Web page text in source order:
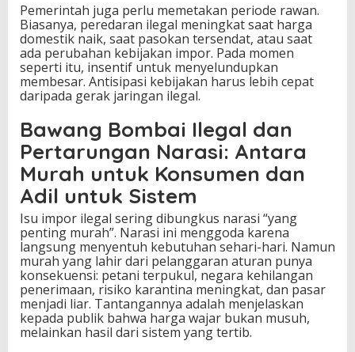
Pemerintah juga perlu memetakan periode rawan.
Biasanya, peredaran ilegal meningkat saat harga
domestik naik, saat pasokan tersendat, atau saat
ada perubahan kebijakan impor. Pada momen
seperti itu, insentif untuk menyelundupkan
membesar. Antisipasi kebijakan harus lebih cepat
daripada gerak jaringan ilegal.
Bawang Bombai Ilegal dan
Pertarungan Narasi: Antara
Murah untuk Konsumen dan
Adil untuk Sistem
Isu impor ilegal sering dibungkus narasi “yang
penting murah”. Narasi ini menggoda karena
langsung menyentuh kebutuhan sehari-hari. Namun
murah yang lahir dari pelanggaran aturan punya
konsekuensi: petani terpukul, negara kehilangan
penerimaan, risiko karantina meningkat, dan pasar
menjadi liar. Tantangannya adalah menjelaskan
kepada publik bahwa harga wajar bukan musuh,
melainkan hasil dari sistem yang tertib.